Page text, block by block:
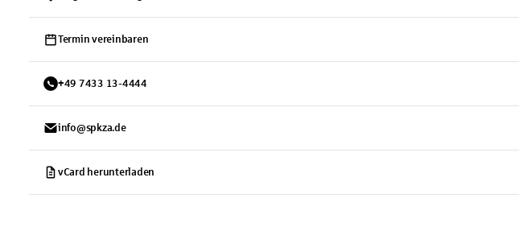
Termin vereinbaren
+49 7433 13-4444
info@spkza.de
vCard herunterladen